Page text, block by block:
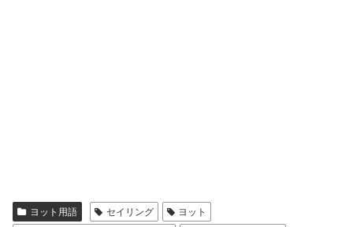
ヨット用語 セイリング
ヨット